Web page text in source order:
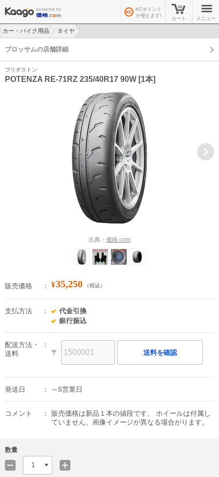
KCポイント
が使えます!
カート メニュー
カー・バイク用品
タイヤ
ブロッサムの店舗詳細
ブリヂストン
POTENZA RE-71RZ 235/40R17 90W [1本]
出典： 価格.com
販売価格 ¥35,250 （税込）
支払方法
代金引換
銀行振込
配送方法・
送料
〒 送料を確認
発送日 ～5営業日
コメント
販売価格は新品１本の値段です。 ホイールは付属し
ていません。画像イメージが異なる場合がります。
数量
1